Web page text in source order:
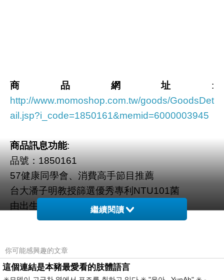
商品網址 :
http://www.momoshop.com.tw/goods/GoodsDet
ail.jsp?i_code=1850161&memid=6000003945
商品訊息功能:
品號：1850161
57健康同學會、消費高手節目推薦
台大潘子明教授篩選優秀專利NTU101菌
由出生三天的東方嬰兒腸道篩
耐胃酸、耐膽鹽
繼續閱讀
你可能感興趣的文章
這個連結是本豬最愛看的肢體語言